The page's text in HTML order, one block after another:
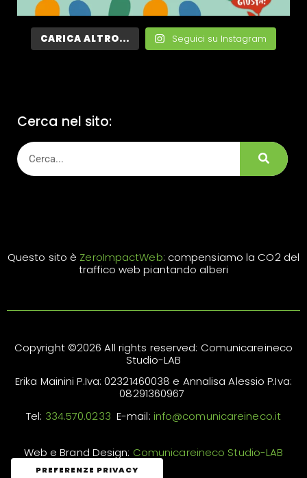
CARICA ALTRO... Seguici su Instagram
Cerca nel sito:
Questo sito è ZeroImpactWeb: compensiamo la CO2 del
traffico web piantando alberi
Copyright ©2026 All rights reserved: Comunicareineco
Studio-LAB
Erika Mainini P.Iva: 02321460038 e Annalisa Alessio P.Iva:
08291360967
Tel: 334.570.0233 E-mail: info@comunicareineco.it
Web e Brand Design: Comunicareineco Studio-LAB